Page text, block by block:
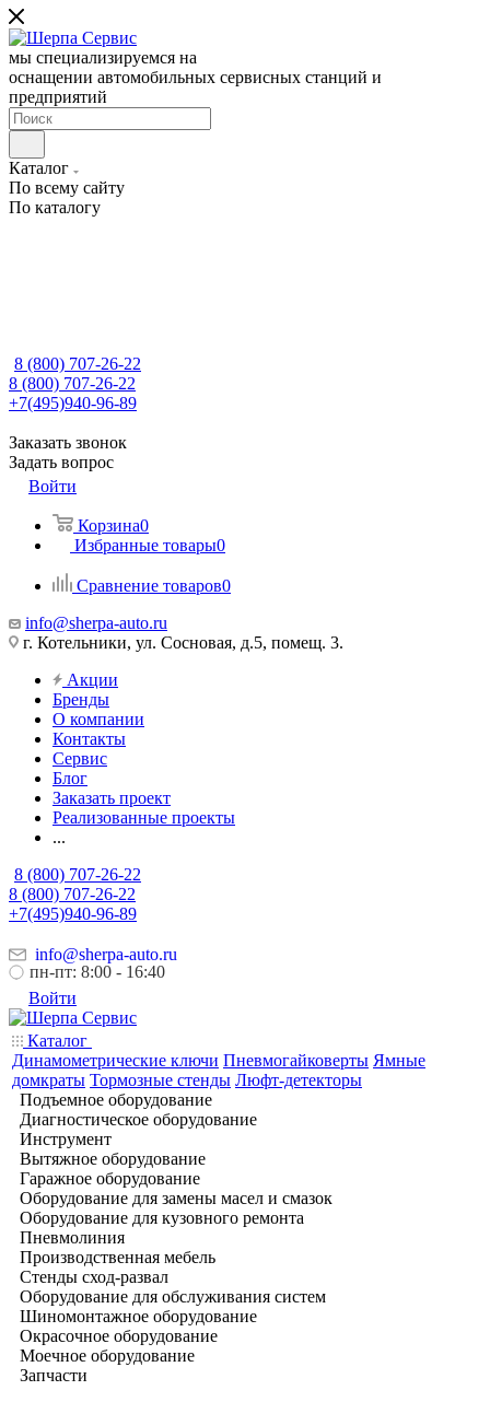
мы специализируемся на
оснащении автомобильных сервисных станций и
предприятий
Каталог
По всему сайту
По каталогу
8 (800) 707-26-22
8 (800) 707-26-22
+7(495)940-96-89
Заказать звонок
Задать вопрос
Войти
Корзина0
Избранные товары0
Сравнение товаров0
info@sherpa-auto.ru
г. Котельники, ул. Сосновая, д.5, помещ. 3.
Акции
Бренды
О компании
Контакты
Сервис
Блог
Заказать проект
Реализованные проекты
...
8 (800) 707-26-22
8 (800) 707-26-22
+7(495)940-96-89
info@sherpa-auto.ru
пн-пт: 8:00 - 16:40
Войти
Каталог
Динамометрические ключи Пневмогайковерты Ямные
домкраты Тормозные стенды Люфт-детекторы
Подъемное оборудование
Диагностическое оборудование
Инструмент
Вытяжное оборудование
Гаражное оборудование
Оборудование для замены масел и смазок
Оборудование для кузовного ремонта
Пневмолиния
Производственная мебель
Стенды сход-развал
Оборудование для обслуживания систем
Шиномонтажное оборудование
Окрасочное оборудование
Моечное оборудование
Запчасти